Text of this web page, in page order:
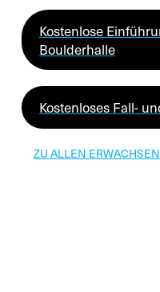
Kostenlose
Boulderhalle
Kostenloses Fall-
ZU ALLEN